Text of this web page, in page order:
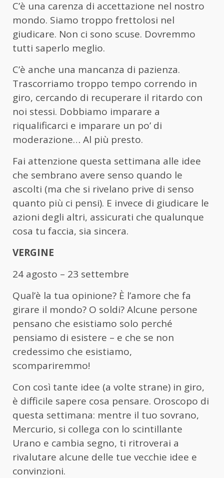
C’è una carenza di accettazione nel nostro
mondo. Siamo troppo frettolosi nel
giudicare. Non ci sono scuse. Dovremmo
tutti saperlo meglio.
C’è anche una mancanza di pazienza.
Trascorriamo troppo tempo correndo in
giro, cercando di recuperare il ritardo con
noi stessi. Dobbiamo imparare a
riqualificarci e imparare un po’ di
moderazione… Al più presto.
Fai attenzione questa settimana alle idee
che sembrano avere senso quando le
ascolti (ma che si rivelano prive di senso
quanto più ci pensi). E invece di giudicare le
azioni degli altri, assicurati che qualunque
cosa tu faccia, sia sincera.
VERGINE
24 agosto – 23 settembre
Qual’è la tua opinione? È l’amore che fa
girare il mondo? O soldi? Alcune persone
pensano che esistiamo solo perché
pensiamo di esistere – e che se non
credessimo che esistiamo,
scompariremmo!
Con così tante idee (a volte strane) in giro,
è difficile sapere cosa pensare. Oroscopo di
questa settimana: mentre il tuo sovrano,
Mercurio, si collega con lo scintillante
Urano e cambia segno, ti ritroverai a
rivalutare alcune delle tue vecchie idee e
convinzioni.